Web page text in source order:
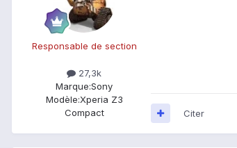
Responsable de section
27,3k
Marque:Sony
Modèle:Xperia Z3
Compact
Citer